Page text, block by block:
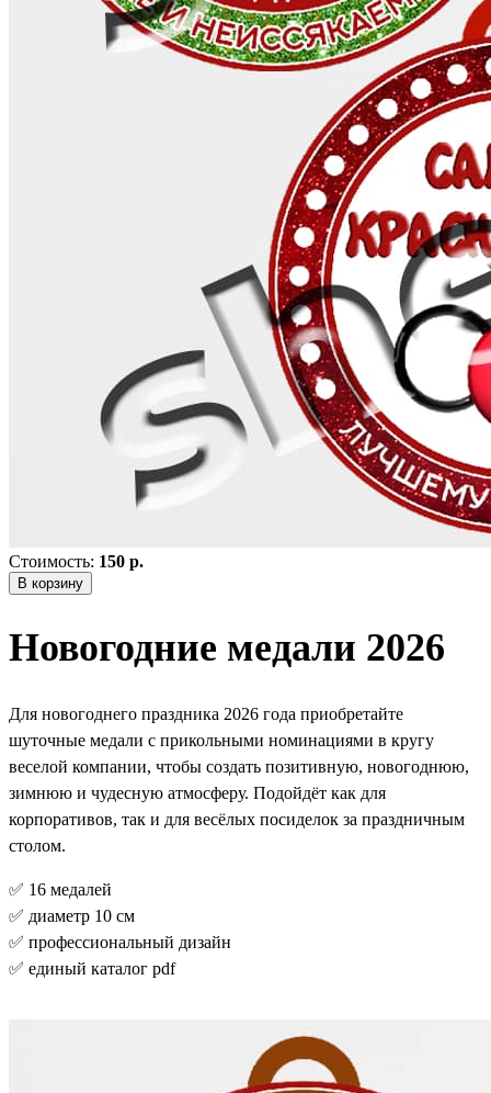
Стоимость: 150 р.
В корзину
Новогодние медали 2026
Для новогоднего праздника 2026 года приобретайте
шуточные медали с прикольными номинациями в кругу
веселой компании, чтобы создать позитивную, новогоднюю,
зимнюю и чудесную атмосферу. Подойдёт как для
корпоративов, так и для весёлых посиделок за праздничным
столом.
✅ 16 медалей
✅ диаметр 10 см
✅ профессиональный дизайн
✅ единый каталог pdf